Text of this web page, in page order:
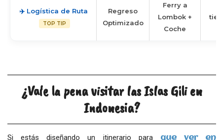
✈️ Logística de Ruta
TOP TIP
Regreso
Optimizado
Ferry a
Lombok +
Coche
¿Vale la pena visitar las Islas Gili en
Indonesia?
Si estás diseñando un itinerario para
que ver en